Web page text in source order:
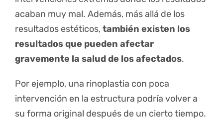
acaban muy mal. Además, más allá de los
resultados estéticos,también existen los
resultados que pueden afectar
gravemente la salud de los afectados.
Por ejemplo, una rinoplastia con poca
intervención en la estructura podría volver a
su forma original después de un cierto tiempo.